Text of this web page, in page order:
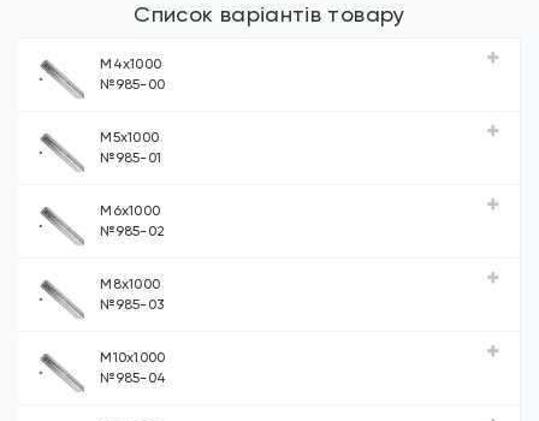
Список варіантів товару
М4х1000
№985-00
М5х1000
№985-01
М6х1000
№985-02
М8х1000
№985-03
М10х1000
№985-04